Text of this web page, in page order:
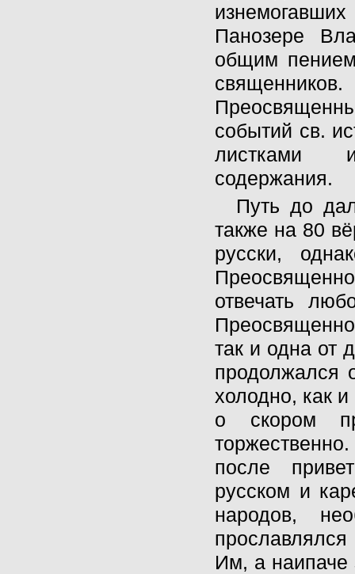
Панозере
общим
событий св.
листками и
содержания.
Путь до
также на 80
русски,
отвечать
так и одна от
продолжался
холодно, как
о скором
после
русском и
народов,
Им, а наипаче